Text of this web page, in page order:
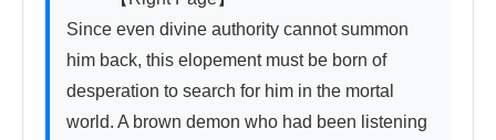
Since even divine authority cannot summon
him back, this elopement must be born of
desperation to search for him in the mortal
world. A brown demon who had been listening